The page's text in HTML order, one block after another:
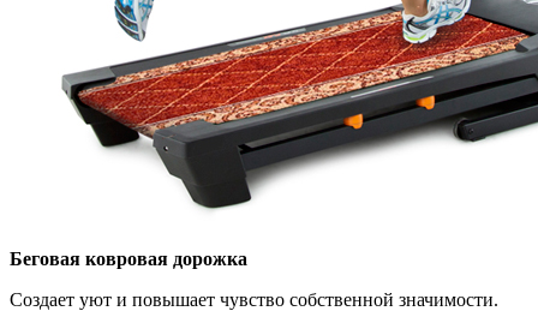
Беговая ковровая дорожка
Создает уют и повышает чувство собственной значимости.